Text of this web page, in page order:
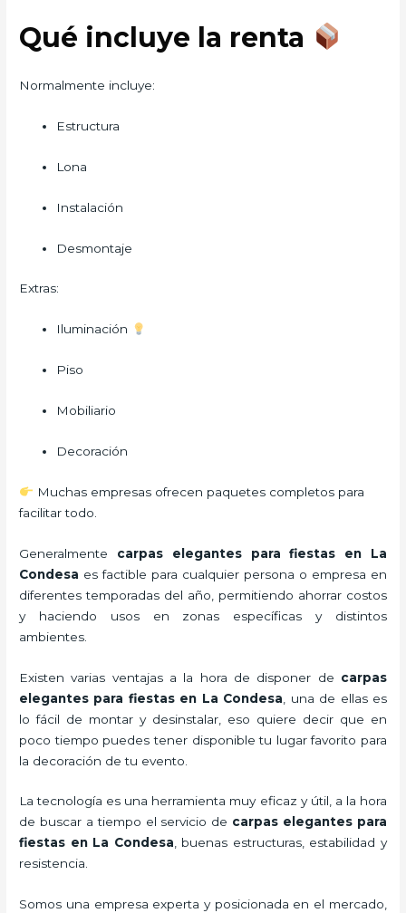
Qué incluye la renta
Normalmente incluye:
Estructura
Lona
Instalación
Desmontaje
Extras:
Iluminación
Piso
Mobiliario
Decoración
Muchas empresas ofrecen paquetes completos para
facilitar todo.
Generalmente carpas elegantes para fiestas
en La
Condesa es factible para cualquier persona o empresa en
diferentes temporadas del año, permitiendo ahorrar costos
y haciendo usos en zonas específicas y distintos
ambientes.
Existen varias ventajas a la hora de disponer de carpas
elegantes para fiestasen La Condesa , una de ellas es
lo fácil de montar y desinstalar, eso quiere decir que en
poco tiempo puedes tener disponible tu lugar favorito para
la decoración de tu evento.
La tecnología es una herramienta muy eficaz y útil, a la hora
de buscar a tiempo el servicio de carpas elegantes para
fiestas en La Condesa, buenas estructuras, estabilidad y
resistencia.
Somos una empresa experta y posicionada en el mercado,